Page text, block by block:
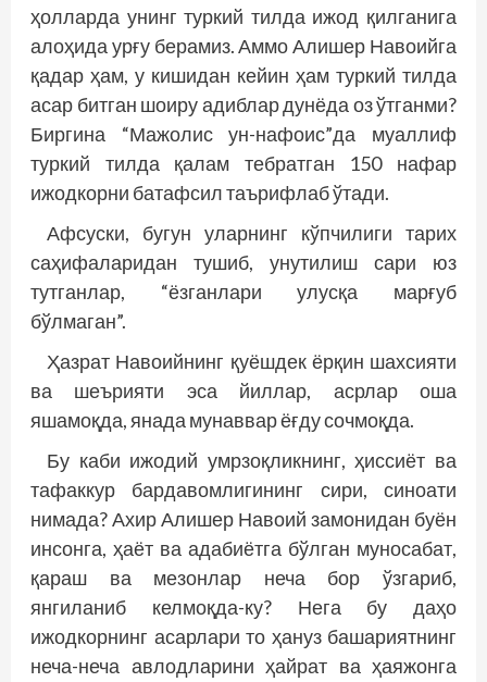
ҳолларда унинг туркий тилда ижод қилганига
алоҳида урғу берамиз. Аммо Алишер Навоийга
қадар ҳам, у кишидан кейин ҳам туркий тилда
асар битган шоиру адиблар дунё­­да оз ўтганми?
Биргина “Мажолис ун-нафоис”да муаллиф
туркий тилда қалам тебратган 150 нафар
ижодкорни батафсил таърифлаб ўтади.
Афсуски, бугун уларнинг кўпчилиги тарих
саҳифаларидан тушиб, унутилиш сари юз
тутганлар, “ёзганлари улусқа марғуб
бўлмаган”.
Ҳазрат Навоийнинг қуёшдек ёрқин шахсияти
ва шеърияти эса йиллар, асрлар оша
яшамоқда, янада мунаввар ёғду сочмоқда.
Бу каби ижодий умрзоқликнинг, ҳиссиёт ва
тафаккур бардавомлигининг сири, синоати
нимада? Ахир Алишер Навоий замонидан буён
инсонга, ҳаёт ва адабиётга бўлган муносабат,
қараш ва мезонлар неча бор ўзгариб,
янгиланиб келмоқда-ку? Нега бу даҳо
ижодкорнинг асарлари то ҳануз башариятнинг
неча-неча авлодларини ҳайрат ва ҳаяжонга